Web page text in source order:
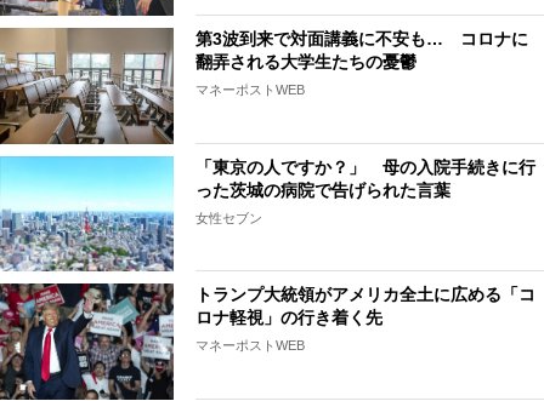
第3波到来で対面講義に不安も… コロナに
翻弄される大学生たちの憂鬱
マネーポストWEB
「東京の人ですか？」 母の入院手続きに行
った茨城の病院で告げられた言葉
女性セブン
トランプ大統領がアメリカ全土に広める「コ
ロナ軽視」の行き着く先
マネーポストWEB